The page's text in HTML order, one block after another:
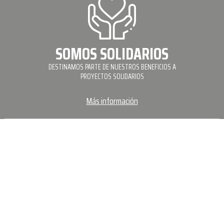
SOMOS SOLIDARIOS
DESTINAMOS PARTE DE NUESTROS BENEFICIOS A
PROYECTOS SOLIDARIOS
Más información